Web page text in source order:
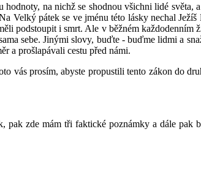
na nichž se shodnou všichni lidé
Velký pátek se ve jménu této lásky nechal
podstoupit i smrt. Ale v běžném každodenním
sebe. Jinými slovy, buďte - buďme lidmi a
a prošlapávali cestu před námi.
vás prosím, abyste propustili tento zákon do
zde mám tři faktické poznámky a dále pak